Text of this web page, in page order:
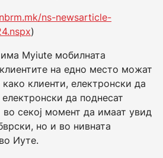
ns-newsarticle-
)
Myiute мобилната
на едно место можат
клиенти, електронски да
да поднесат
секој момент да имаат увид
но и во нивната
Иуте.